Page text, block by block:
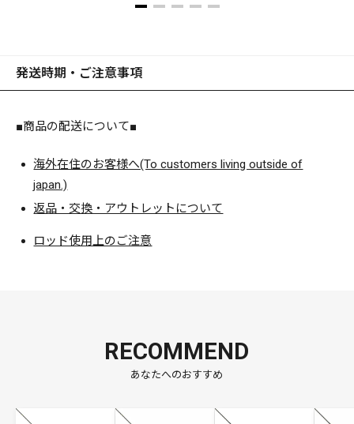
発送時期・ご注意事項
■商品の配送について■
海外在住のお客様へ(To customers living outside of
japan.)
返品・交換・アウトレットについて
ロッド使用上のご注意
RECOMMEND
あなたへのおすすめ